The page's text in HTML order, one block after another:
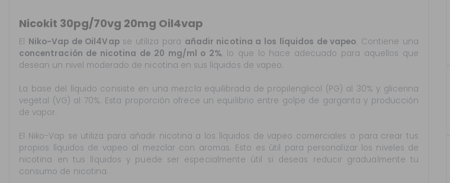
Nicokit 30pg/70vg 20mg Oil4vap
El Niko-Vap de Oil4Vapse utiliza para añadir nicotina a los líquidos de vapeo. Contiene una
concentración de nicotina de 20 mg/ml o 2%, lo que lo hace adecuado para aquellos que
desean un nivel moderado de nicotina en sus líquidos de vapeo.
La base del líquido consiste en una mezcla equilibrada de propilenglicol (PG) al 30% y glicerina
vegetal (VG) al 70%. Esta proporción ofrece un equilibrio entre golpe de garganta y producción
de vapor.
El Niko-Vap se utiliza para añadir nicotina a los líquidos de vapeo comerciales o para crear tus
propios líquidos de vapeo al mezclar con aromas. Esto es útil para personalizar los niveles de
nicotina en tus líquidos y puede ser especialmente útil si deseas reducir gradualmente tu
consumo de nicotina.